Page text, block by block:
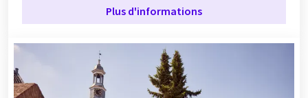
Plus d'informations